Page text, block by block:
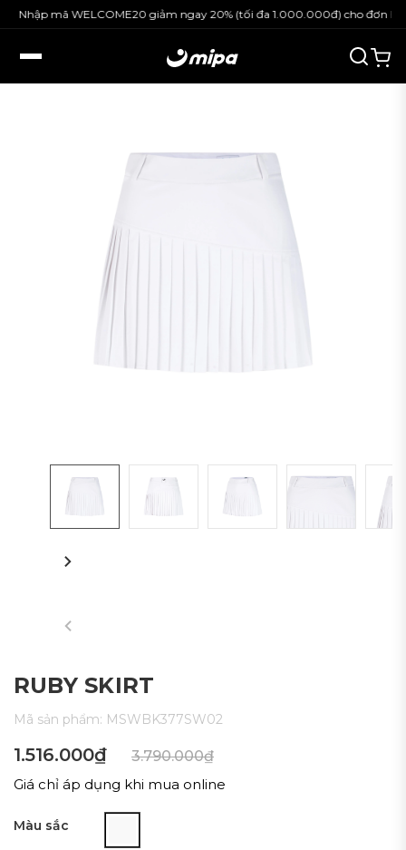
WELCOME20 giảm ngay 20% (tối đa 1.000.000đ) cho đơn hàng
RUBY SKIRT
Mã sản phẩm: MSWBK377SW02
1.516.000₫
3.790.000₫
Giá chỉ áp dụng khi mua online
Màu sắc